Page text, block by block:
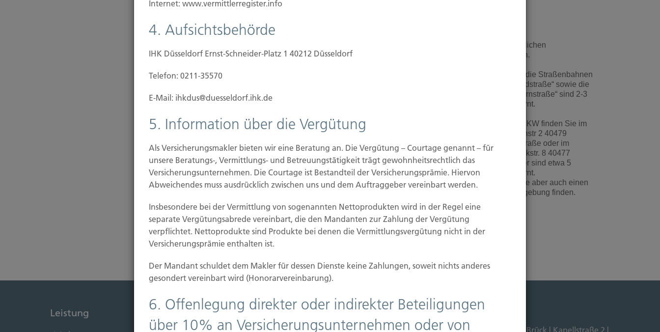
Wir sind sehr gut mit öffentlichen
Verkehrsmittel zu erreichen.
Die Linien U 78, U 79 und die Straßenbahnen
701, 705 mit Ausstieg „Nordstraße“ sowie die
Linie 706 mit Ausstieg „Sternstraße“ sind 2-3
Gehminuten von uns entfernt.
Einen Parkplatz für Ihren PKW finden Sie im
Parkhaus auf der Scheibenstr 2 40479
Düsseldorf / Ecke Kaiserstraße oder im
Dieterich-Karree Nettelbeckstr. 8 40477
Düsseldorf. Die Parkhäuser sind etwa 5
Gehminuten von uns entfernt.
Mit etwas Glück können Sie aber auch einen
freien Parkplatz in der Umgebung finden.
Leistung Immobilien Vers. Kontakt
Hubert Brück KG| Inhaber: Dipl. Ökonom Johannes Brück | Kapellstraße 2 |
Internet: www.vermittlerregister.info
4. Aufsichtsbehörde
IHK Düsseldorf Ernst-Schneider-Platz 1 40212 Düsseldorf
Telefon: 0211-35570
E-Mail: ihkdus@duesseldorf.ihk.de
5. Information über die Vergütung
Als Versicherungsmakler bieten wir eine Beratung an. Die Vergütung – Courtage genannt – für
unsere Beratungs-, Vermittlungs- und Betreuungstätigkeit trägt gewohnheitsrechtlich das
Versicherungsunternehmen. Die Courtage ist Bestandteil der Versicherungsprämie. Hiervon
Abweichendes muss ausdrücklich zwischen uns und dem Auftraggeber vereinbart werden.
Insbesondere bei der Vermittlung von sogenannten Nettoprodukten wird in der Regel eine
separate Vergütungsabrede vereinbart, die den Mandanten zur Zahlung der Vergütung
verpflichtet. Nettoprodukte sind Produkte bei denen die Vermittlungsvergütung nicht in der
Versicherungsprämie enthalten ist.
Der Mandant schuldet dem Makler für dessen Dienste keine Zahlungen, soweit nichts anderes
gesondert vereinbart wird (Honorarvereinbarung).
6. Offenlegung direkter oder indirekter Beteiligungen
über 10% an Versicherungsunternehmen oder von